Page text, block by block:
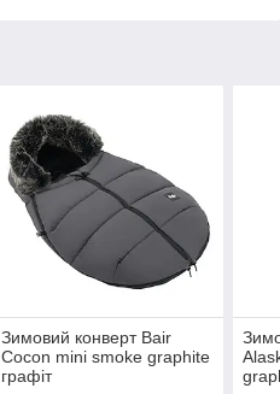
Зимовий конверт Bair
Cocon mini smoke graphite
графіт